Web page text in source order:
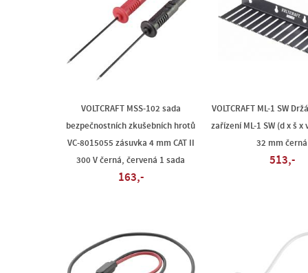
VOLTCRAFT MSS-102 sada
bezpečnostních zkušebních hrotů
VC-8015055 zásuvka 4 mm CAT II
300 V černá, červená 1 sada
163,-
VOLTCRAFT ML-1 SW
zařízení ML-1 SW (d x š x
32 mm černá
513,-